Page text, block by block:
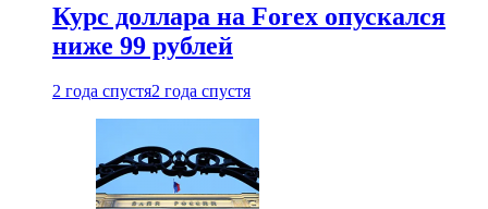
Курс доллара на Forex опускался
ниже 99 рублей
2 года спустя2 года спустя